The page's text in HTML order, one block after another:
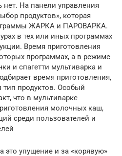
нет. На панели управления
продуктов», которая
ЖАРКА и ПАРОВАРКА.
в тех или иных программах
Время приготовления
программах, а в режиме
и спагетти мультиварка и
время приготовления,
тип продуктов. Особый
что в мультиварке
молочных каш,
среди пользователей и
это упущение и за «корявую»